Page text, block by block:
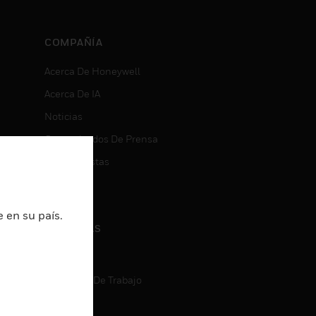
COMPAÑÍA
Acerca De Honeywell
Acerca De IA
Noticias
Comunicados De Prensa
Inversionistas
CARRERAS
Búsqueda De Trabajo
en su país.